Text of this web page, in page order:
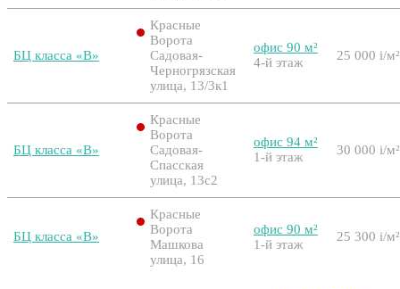
БЦ класса «B»
Красные
Ворота
Садовая-
Черногрязская
улица, 13/3к1
офис 90 м²
4-й этаж
25 000 i/м²
БЦ класса «B»
Красные
Ворота
Садовая-
Спасская
улица, 13с2
офис 94 м²
1-й этаж
30 000 i/м²
БЦ класса «B»
Красные
Ворота
Машкова
улица, 16
офис 90 м²
1-й этаж
25 300 i/м²